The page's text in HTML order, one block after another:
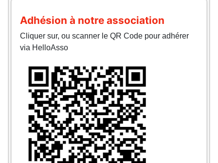
Adhésion à notre association
Cliquer sur, ou scanner le QR Code pour adhérer
via HelloAsso